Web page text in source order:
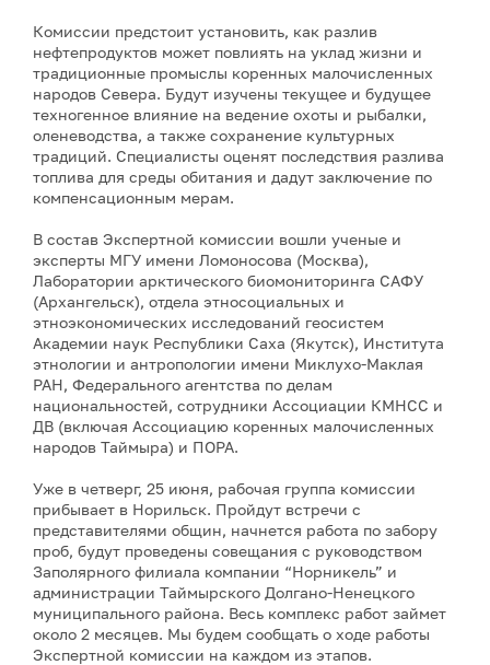
Комиссии предстоит установить, как разлив
нефтепродуктов может повлиять на уклад жизни и
традиционные промыслы коренных малочисленных
народов Севера. Будут изучены текущее и будущее
техногенное влияние на ведение охоты и рыбалки,
оленеводства, а также сохранение культурных
традиций. Специалисты оценят последствия разлива
топлива для среды обитания и дадут заключение по
компенсационным мерам.
В состав Экспертной комиссии вошли ученые и
эксперты МГУ имени Ломоносова (Москва),
Лаборатории арктического биомониторинга САФУ
(Архангельск), отдела этносоциальных и
этноэкономических исследований геосистем
Академии наук Республики Саха (Якутск), Института
этнологии и антропологии имени Миклухо-Маклая
РАН, Федерального агентства по делам
национальностей, сотрудники Ассоциации КМНСС и
ДВ (включая Ассоциацию коренных малочисленных
народов Таймыра) и ПОРА.
Уже в четверг, 25 июня, рабочая группа комиссии
прибывает в Норильск. Пройдут встречи с
представителями общин, начнется работа по забору
проб, будут проведены совещания с руководством
Заполярного филиала компании “Норникель” и
администрации Таймырского Долгано-Ненецкого
муниципального района. Весь комплекс работ займет
около 2 месяцев. Мы будем сообщать о ходе работы
Экспертной комиссии на каждом из этапов.